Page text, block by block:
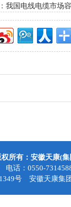
我国电线电缆市场
权所有：安徽天康(
电话：0550-
号
安徽天康集